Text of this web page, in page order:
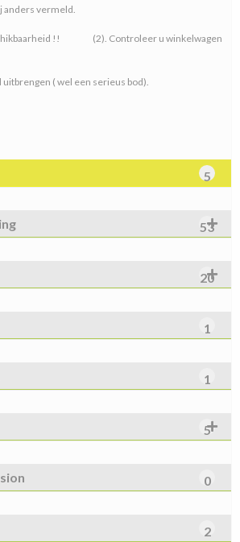
anders vermeld.
!! (2). Controleer u winkelwagen
uitbrengen ( wel een serieus bod).
5
53
20
1
1
5
0
2